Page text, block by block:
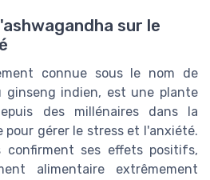
sur le
connue sous le nom de
indien, est une plante
des millénaires dans la
pour gérer le stress et l'anxiété.
confirment ses effets positifs,
alimentaire extrêmement